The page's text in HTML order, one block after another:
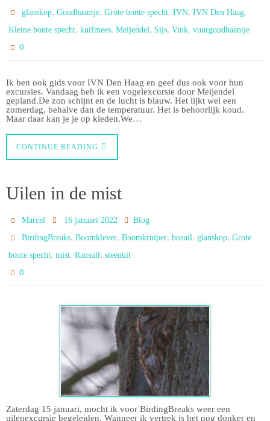
glanskop,Goudhaantje,Grote bonte specht,IVN,IVN Den Haag,
Kleine bonte specht, kuifmees, Meijendel , Sijs, Vink, vuurgoudhaantje
0
Ik ben ook gids voor IVN Den Haag en geef dus ook voor hun
excursies. Vandaag heb ik een vogelexcursie door Meijendel
gepland.De zon schijnt en de lucht is blauw. Het lijkt wel een
zomerdag, behalve dan de temperatuur. Het is behoorlijk koud.
Maar daar kan je je op kleden.We…
CONTINUE READING
Uilen in de mist
Marcel 16 januari 2022
Blog
BirdingBreaks,Boomklever,Boomkruiper,bosuil,glanskop,Grote
bonte specht, mist, Ransuil, steenuil
0
Zaterdag 15 januari, mocht ik voor BirdingBreaks weer een
uilenexcursie begeleiden. Wanneer ik vertrek is het nog donker en